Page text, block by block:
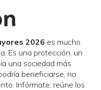
2026 es mucho
Es una protección, un
una sociedad más
beneficiarse, no
Infórmate, reúne los